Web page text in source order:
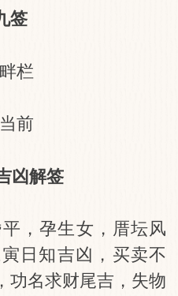
签
栏
前
凶解签
，孕生女，厝坛风
日知吉凶，买卖不
功名求财尾吉，失物